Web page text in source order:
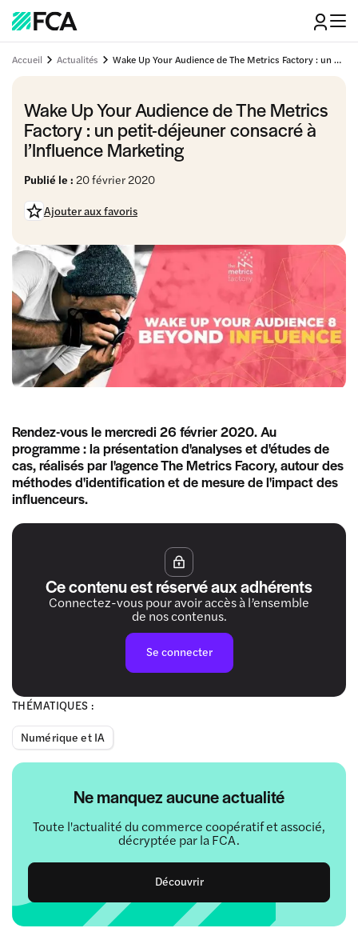
Accueil Actualités Wake Up Your Audience de The Metrics Factory : un petit-déjeuner consacré à l'Influence Marketing
Wake Up Your Audience de The Metrics
Factory : un petit-déjeuner consacré à
l’Influence Marketing
Publié le : 20 février 2020
Ajouter aux favoris
THÉMATIQUES :
Numérique et IA
Ne manquez aucune actualité
Toute l'actualité du commerce coopératif et associé,
décryptée par la FCA.
Découvrir
Rendez-vous le mercredi 26 février 2020. Au
programme : la présentation d'analyses et d'études de
cas, réalisés par l'agence The Metrics Facory, autour des
méthodes d'identification et de mesure de l'impact des
influenceurs.
Ce contenu est réservé aux adhérents
Connectez-vous pour avoir accès à l’ensemble
de nos contenus.
Se connecter